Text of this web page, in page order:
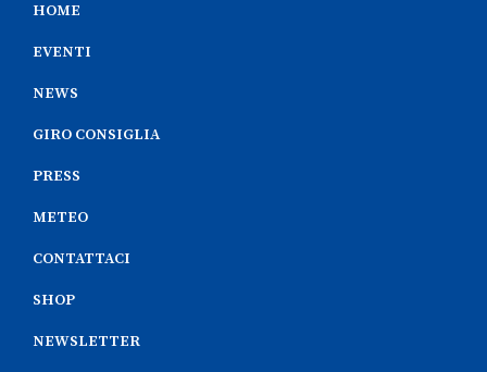
HOME
EVENTI
NEWS
GIRO CONSIGLIA
PRESS
METEO
CONTATTACI
SHOP
NEWSLETTER